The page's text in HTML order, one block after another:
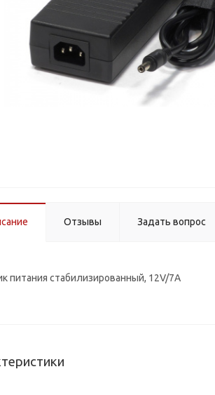
Отзывы Задать вопрос
питания стабилизированный, 12V/7А